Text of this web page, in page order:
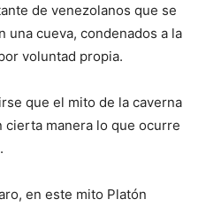
de venezolanos que se
una cueva, condenados a la
voluntad propia.
que el mito de la caverna
manera lo que ocurre
en este mito Platón